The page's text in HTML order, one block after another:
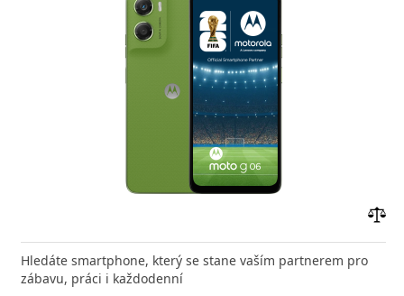
Hledáte smartphone, který se stane vaším partnerem pro
zábavu, práci i každodenní